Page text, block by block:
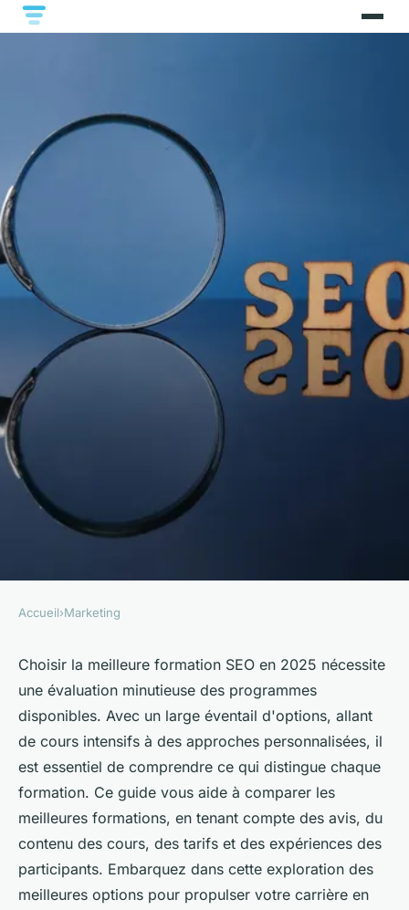
Meilleure formation seo 2025 :
guide pour faire le bon choix
Axel•29 avril 2025• 4 min de lecture
Accueil›Marketing
Choisir la meilleure formation SEO en 2025 nécessite
une évaluation minutieuse des programmes
disponibles. Avec un large éventail d'options, allant
de cours intensifs à des approches personnalisées, il
est essentiel de comprendre ce qui distingue chaque
formation. Ce guide vous aide à comparer les
meilleures formations, en tenant compte des avis, du
contenu des cours, des tarifs et des expériences des
participants. Embarquez dans cette exploration des
meilleures options pour propulser votre carrière en